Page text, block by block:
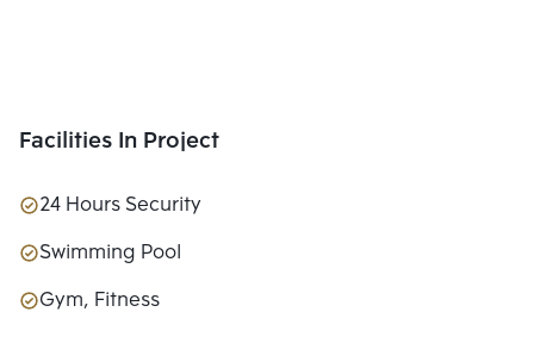
Facilities In Project
24 Hours Security
Swimming Pool
Gym, Fitness